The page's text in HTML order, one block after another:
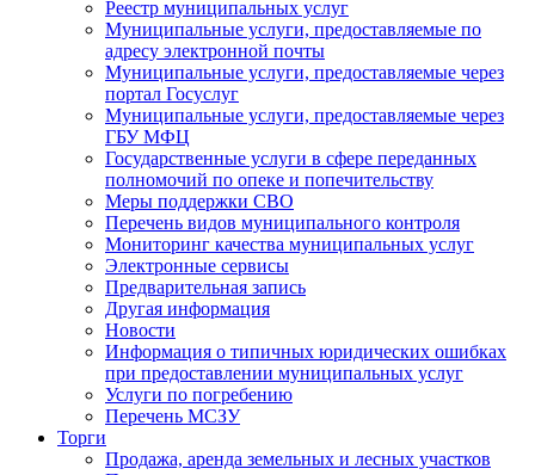
Реестр муниципальных услуг
Муниципальные услуги, предоставляемые по
адресу электронной почты
Муниципальные услуги, предоставляемые через
портал Госуслуг
Муниципальные услуги, предоставляемые через
ГБУ МФЦ
Государственные услуги в сфере переданных
полномочий по опеке и попечительству
Меры поддержки СВО
Перечень видов муниципального контроля
Мониторинг качества муниципальных услуг
Электронные сервисы
Предварительная запись
Другая информация
Новости
Информация о типичных юридических ошибках
при предоставлении муниципальных услуг
Услуги по погребению
Перечень МСЗУ
Торги
Продажа, аренда земельных и лесных участков